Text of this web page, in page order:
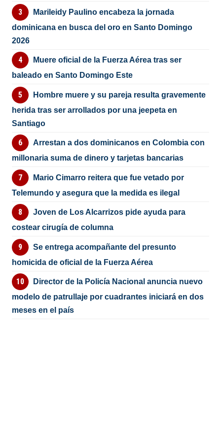
Marileidy Paulino encabeza la jornada
dominicana en busca del oro en Santo Domingo
2026
Muere oficial de la Fuerza Aérea tras ser
baleado en Santo Domingo Este
Hombre muere y su pareja resulta gravemente
herida tras ser arrollados por una jeepeta en
Santiago
Arrestan a dos dominicanos en Colombia con
millonaria suma de dinero y tarjetas bancarias
Mario Cimarro reitera que fue vetado por
Telemundo y asegura que la medida es ilegal
Joven de Los Alcarrizos pide ayuda para
costear cirugía de columna
Se entrega acompañante del presunto
homicida de oficial de la Fuerza Aérea
Director de la Policía Nacional anuncia nuevo
modelo de patrullaje por cuadrantes iniciará en dos
meses en el país